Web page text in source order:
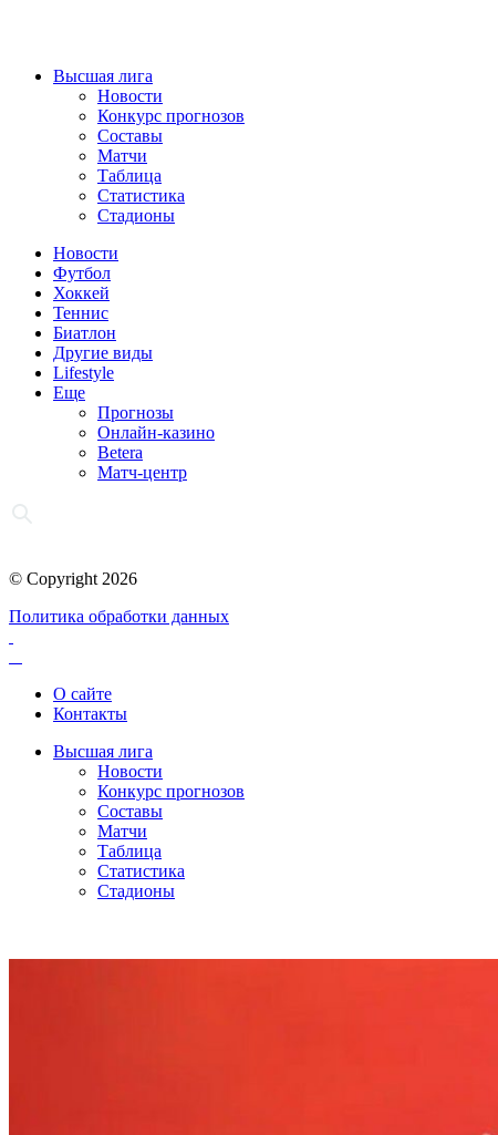
Высшая лига
Новости
Конкурс прогнозов
Составы
Матчи
Таблица
Статистика
Стадионы
Новости
Футбол
Хоккей
Теннис
Биатлон
Другие виды
Lifestyle
Еще
Прогнозы
Онлайн-казино
Betera
Матч-центр
© Copyright 2026
Политика обработки данных
О сайте
Контакты
Высшая лига
Новости
Конкурс прогнозов
Составы
Матчи
Таблица
Статистика
Стадионы